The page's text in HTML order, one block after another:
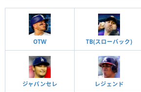
OTW TB(スローバック)
ジャパンセレ レジェンド